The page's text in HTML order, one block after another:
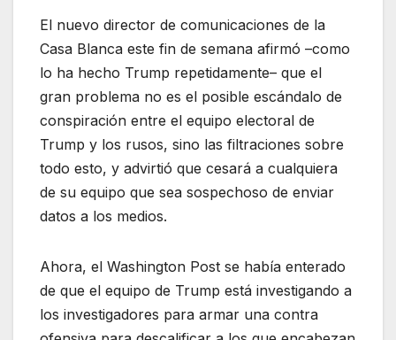
El nuevo director de comunicaciones de la
Casa Blanca este fin de semana afirmó –como
lo ha hecho Trump repetidamente– que el
gran problema no es el posible escándalo de
conspiración entre el equipo electoral de
Trump y los rusos, sino las filtraciones sobre
todo esto, y advirtió que cesará a cualquiera
de su equipo que sea sospechoso de enviar
datos a los medios.
Ahora, el Washington Post se había enterado
de que el equipo de Trump está investigando a
los investigadores para armar una contra